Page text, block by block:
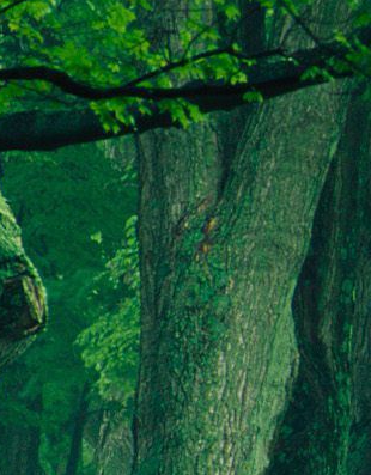
Dr. Göllner
2081 Piliscsaba,
e-mail:
telefonszám:
Dr. Göllner
2081 Piliscsaba,
e-mail:
telefonszám:
adószám: